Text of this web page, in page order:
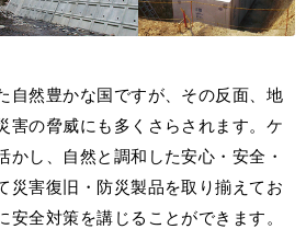
自然豊かな国ですが、その反面、地
害の脅威にも多くさらされます。ケ
かし、自然と調和した安心・安全・
災害復旧・防災製品を取り揃えてお
安全対策を講じることができます。